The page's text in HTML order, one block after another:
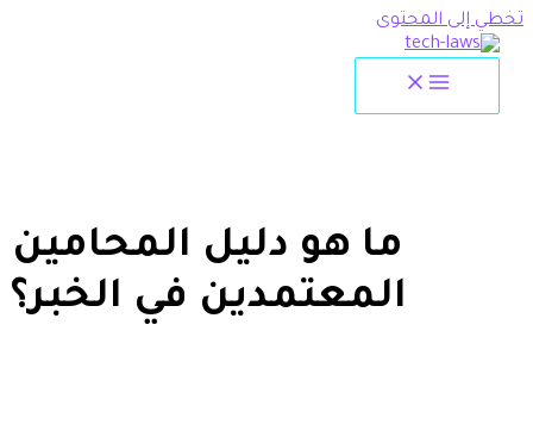
ما هو دليل المحامين
المعتمدين في الخبر؟